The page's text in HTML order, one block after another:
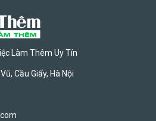
Làm Thêm Uy Tín
Cầu Giấy, Hà Nội